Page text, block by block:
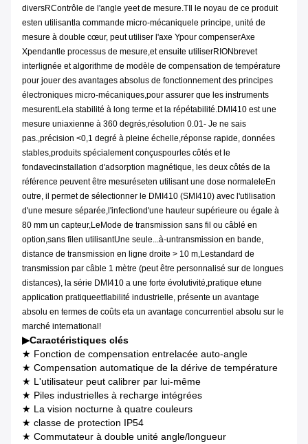
diversRContrôle de l'angle yeet de mesure.T
le noyau de ce produit
esten utilisantla commande micro-mécanique le principe, unité de
mesure à double cœur, peut utiliser l'axe Ypour compenserAxe
Xpendantle processus de mesure,et ensuite utiliserRION brevet
interlignée et algorithme de modèle de compensation de température
pour jouer des avantages absolus de fonctionnement des principes
électroniques micro-mécaniques,pour assurer que les instruments
mesurentLe la stabilité à long terme et la répétabilité.DMI410 est une
mesure uniaxienne à 360 degrés,résolution 0.01- Je ne sais
pas.,précision <0,1 degré à pleine échelle,réponse rapide, données
stables,produits spécialement conçuspour les côtés et le
fondavecinstallation d'adsorption magnétique, les deux côtés de la
référence peuvent être mesuréseten utilisant une dose normale le En
outre, il permet de sélectionner le DMI410 (SMI410) avec l'utilisation
d'une mesure séparée, l'infectiond'une hauteur supérieure ou égale à
80 mm un capteur,Le Mode de transmission sans fil ou câblé en
option,sans fil en utilisantUne seule...à-untransmission en bande,
distance de transmission en ligne droite > 10 m,Lestandard de
transmission par câble 1 mètre (peut être personnalisé sur de longues
distances), la série DMI410 a une forte évolutivité,pratique etune
application pratiqueetfiabilité industrielle, présente un avantage
absolu en termes de coûts eta un avantage concurrentiel absolu sur le
marché international!
▶Caractéristiques clés
★ Fonction de compensation entrelacée auto-angle
★ Compensation automatique de la dérive de température
★ L'utilisateur peut calibrer par lui-même
★ Piles industrielles à recharge intégrées
★ La vision nocturne à quatre couleurs
★ classe de protection IP54
★ Commutateur à double unité angle/longueur